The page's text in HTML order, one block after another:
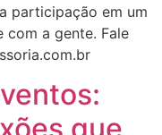
participação em um
com a gente. Fale